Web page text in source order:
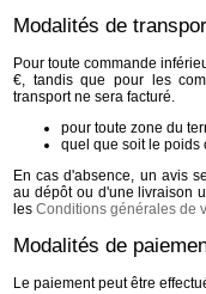
Modalités de
Pour toute commande
€, tandis que pour les
transport ne sera facturé.
pour toute zone du
quel que soit le poids
En cas d'absence, un avis
au dépôt ou d'une livraison
lesConditions générales de
Modalités de
Le paiement peut être